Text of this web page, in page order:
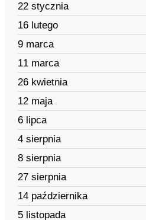
22 stycznia
16 lutego
9 marca
11 marca
26 kwietnia
12 maja
6 lipca
4 sierpnia
8 sierpnia
27 sierpnia
14 października
5 listopada